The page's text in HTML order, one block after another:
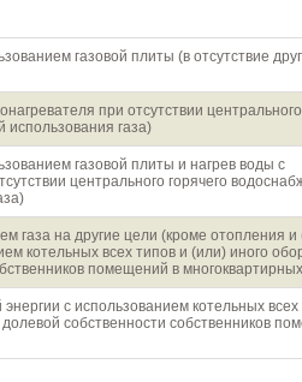
газовой плиты (в отсутствие
при отсутствии центрального
использования газа)
газовой плиты и нагрев воды с
центрального горячего
газа на другие цели (кроме отопления и
котельных всех типов и (или) иного
помещений в
с использованием котельных всех
собственности собственников